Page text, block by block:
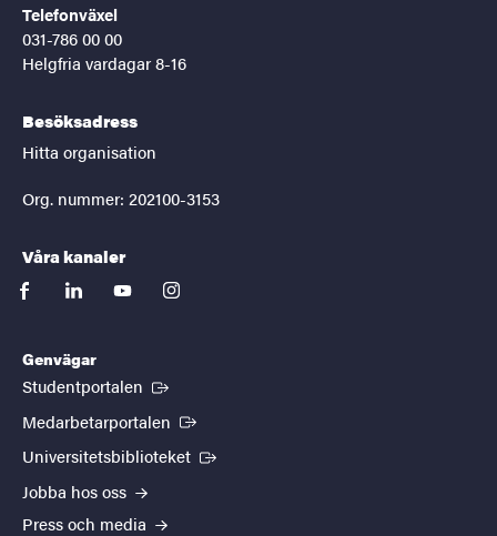
Telefonväxel
031-786 00 00
Helgfria vardagar 8-16
Besöksadress
Hitta organisation
Org. nummer: 202100-3153
Våra kanaler
facebooklinkedinyoutubeinstagram
Genvägar
Studentportalen (Extern länk)
Medarbetarportalen (Extern länk)
Universitetsbiblioteket (Extern länk)
Jobba hos oss
Press och media